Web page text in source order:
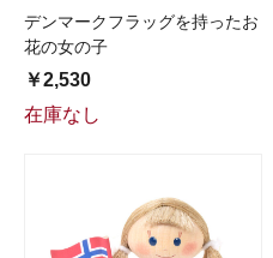
デンマークフラッグを持ったお
花の女の子
￥2,530
在庫なし